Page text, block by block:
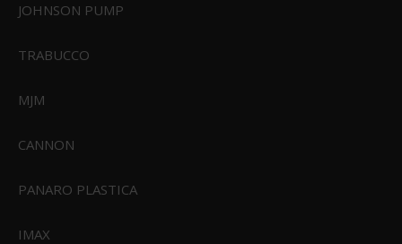
699,00 DKK
JOHNSON PUMP
TRABUCCO
MJM
CANNON
PANARO PLASTICA
IMAX